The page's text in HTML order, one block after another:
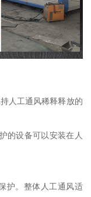
人工通风稀释释放的
的设备可以安装在人
护。整体人工通风适